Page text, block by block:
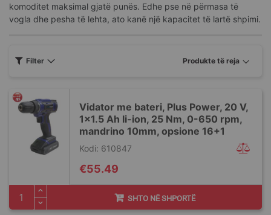
komoditet maksimal gjatë punës. Edhe pse në përmasa të
vogla dhe pesha të lehta, ato kanë një kapacitet të lartë shpimi.
Vidator me bateri, Plus Power, 20 V,
1x1.5 Ah li-ion, 25 Nm, 0-650 rpm,
mandrino 10mm, opsione 16+1
Kodi: 610847
€55.49
SHTO NË SHPORTË
Filter